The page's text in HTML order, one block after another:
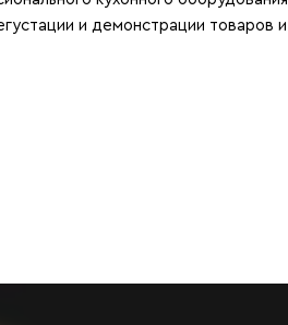
и демонстрации товаров и